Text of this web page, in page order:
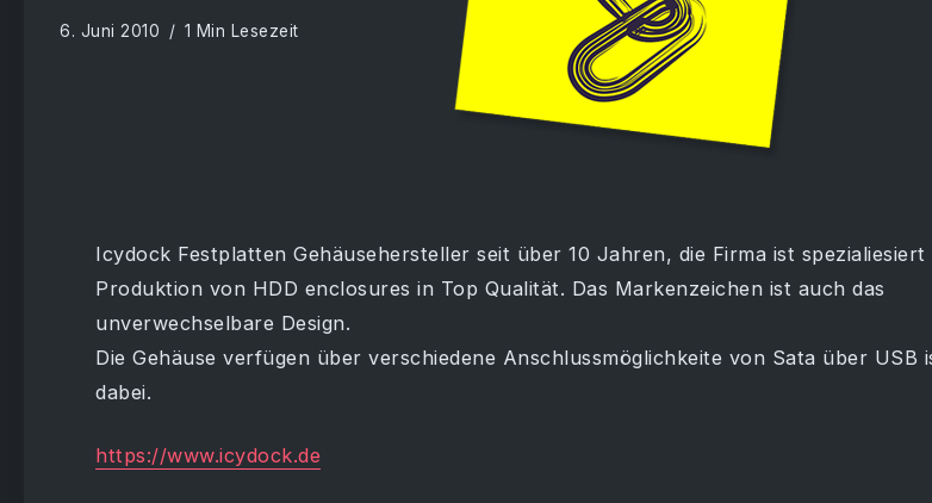
6. Juni 2010 1 Min Lesezeit
Icydock Festplatten Gehäusehersteller seit über 10 Jahren, die Firma ist spezialiesiert
Produktion von HDD enclosures in Top Qualität. Das Markenzeichen ist auch das
unverwechselbare Design.
Die Gehäuse verfügen über verschiedene Anschlussmöglichkeite von Sata über USB
dabei.
https://www.icydock.de